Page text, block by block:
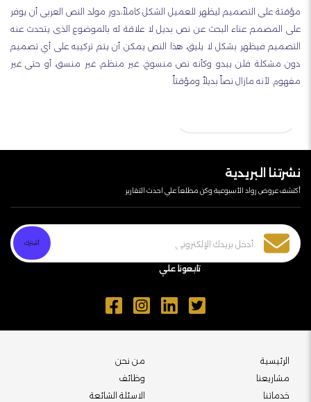
مؤقتة على التصميم ليظهر للعميل الشكل كاملاً،دور مولد النص العربى أن يوفر
على المصمم عناء البحث عن نص بديل لا علاقة له بالموضوع الذى يتحدث عنه
التصميم فيظهر بشكل لا يليق، هذا النص يمكن أن يتم تركيبه على أي تصميم
دون مشكلة فلن يبدو وكأنه نص منسوخ، غير منظم، غير منسق، أو حتى غير
مفهوم. لأنه مازال نصاً بديلاً ومؤقتاً.
نشرتنا البريدية
أكتشف عروض رواد الأسبوعية وكن مطلعآ علي احدث التقارير
تابعونا علي
الرئيسية
مشاريعنا
خدماتنا
من نحن
وظائف
الاسئلة الشائعة